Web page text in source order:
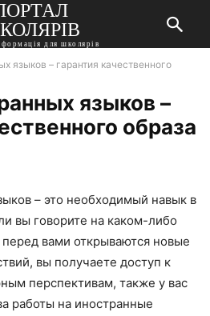
для школярів
языков – гарантия качественного
языков –
образа
– это необходимый навык в
вы говорите на каком-либо
вами открываются новые
вы получаете доступ к
перспективам, также у вас
работы на иностранные